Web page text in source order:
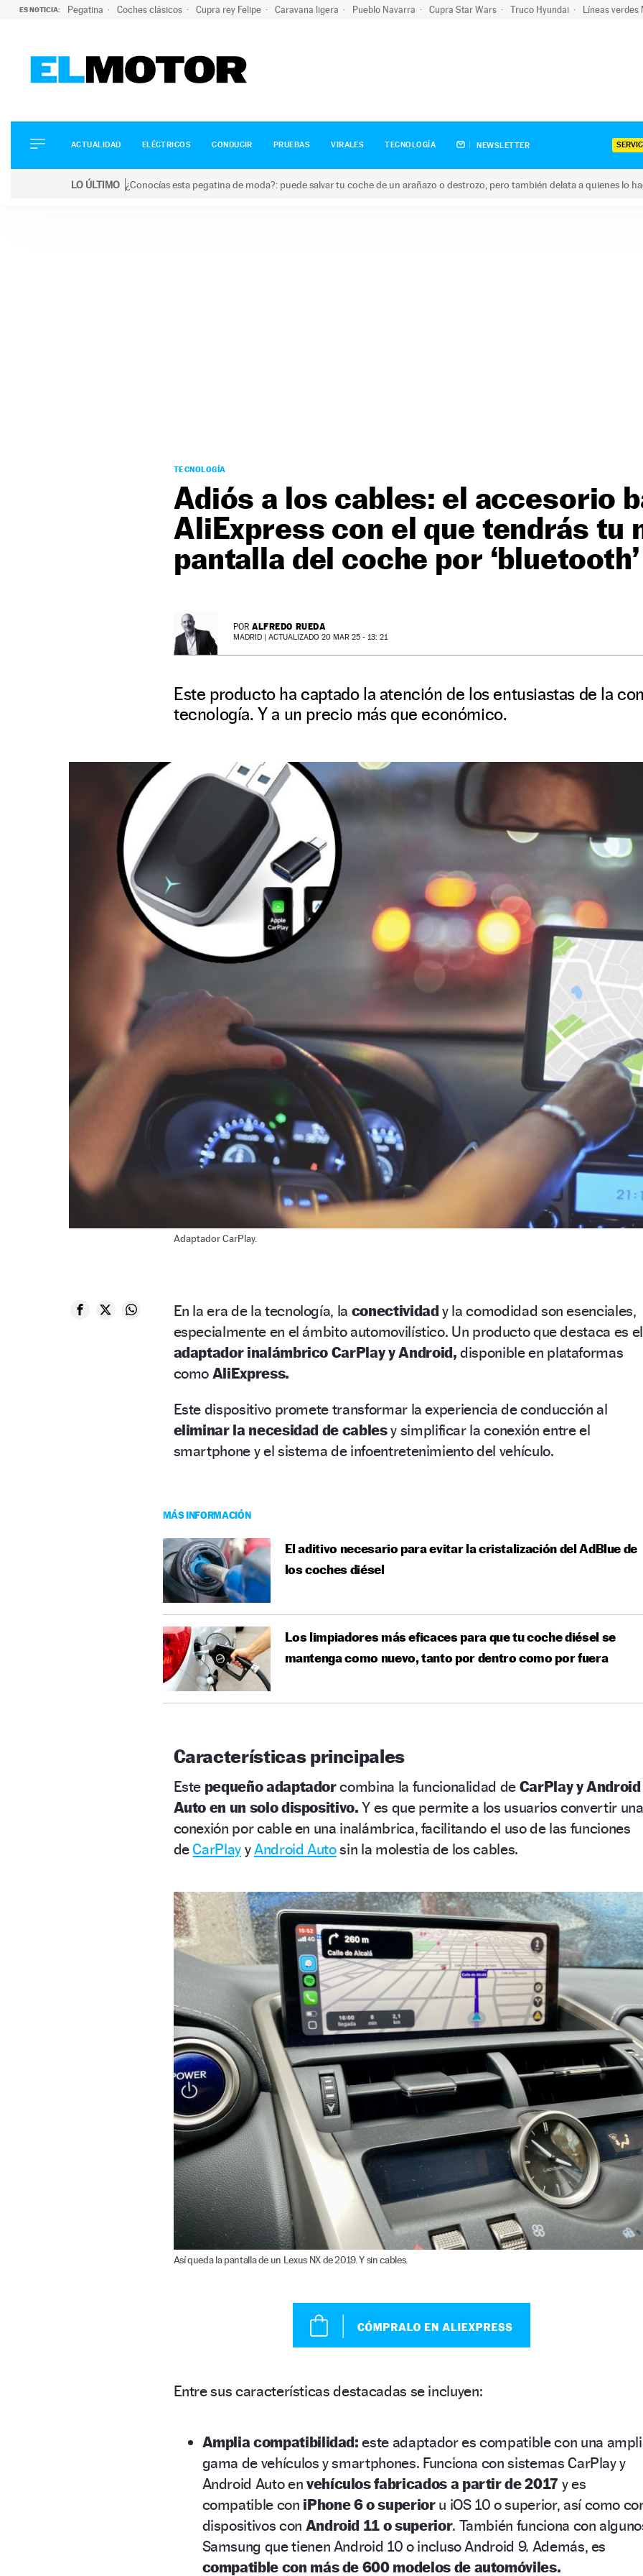
ES NOTICIA: Pegatina Coches clásicos Cupra rey Felipe Caravana ligera Pueblo Navarra Cupra Star Wars Truco Hyundai Líneas verdes
ELÉCTRICOS
CONDUCIR
ACTUALIDAD ELÉCTRICOS CONDUCIR PRUEBAS VIRALES TECNOLOGÍA NEWSLETTER
LO ÚLTIMO ¿Conocías esta pegatina de moda?: puede salvar tu coche de un arañazo o destrozo, pero también delata a quienes lo
TECNOLOGÍA
Adiós a los cables: el accesorio
AliExpress con el que tendrás tu
pantalla del coche por ‘bluetooth’
POR ALFREDO RUEDA
MADRID | ACTUALIZADO 20 MAR 25 - 13: 21
Este producto ha captado la atención de los entusiastas de la
tecnología. Y a un precio más que económico.
Adaptador CarPlay.
En la era de la tecnología, la conectividady la comodidad son esenciales,
especialmente en el ámbito automovilístico. Un producto que destaca es el
adaptador inalámbrico CarPlay y Android, disponible en plataformas
como AliExpress.
Este dispositivo promete transformar la experiencia de conducción al
eliminar la necesidad de cablesy simplificar la conexión entre el
smartphone y el sistema de infoentretenimiento del vehículo.
MÁS INFORMACIÓN
El aditivo necesario para evitar la cristalización del AdBlue de
los coches diésel
Los limpiadores más eficaces para que tu coche diésel se
mantenga como nuevo, tanto por dentro como por fuera
Características principales
Este pequeño adaptadorcombina la funcionalidad de CarPlay y Android
Auto en un solo dispositivo. Y es que permite a los usuarios convertir una
conexión por cable en una inalámbrica, facilitando el uso de las funciones
deCarPlay y Android Autosin la molestia de los cables.
Así queda la pantalla de un Lexus NX de 2019. Y sin cables.
Entre sus características destacadas se incluyen:
Amplia compatibilidad: este adaptador es compatible con una
gama de vehículos y smartphones. Funciona con sistemas CarPlay y
Android Auto en vehículos fabricados a partir de 2017 y es
compatible con iPhone 6 o superioru iOS 10 o superior, así como
dispositivos con Android 11 o superior. También funciona con
Samsung que tienen Android 10 o incluso Android 9. Además, es
compatible con más de 600 modelos de automóviles.